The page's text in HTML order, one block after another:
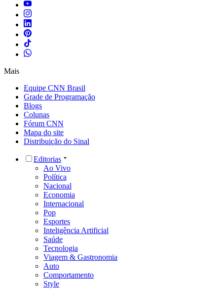
Mais
Equipe CNN Brasil
Grade de Programação
Blogs
Colunas
Fórum CNN
Mapa do site
Distribuição do Sinal
Editorias
Ao Vivo
Política
Nacional
Economia
Internacional
Pop
Esportes
Inteligência Artificial
Saúde
Tecnologia
Viagem & Gastronomia
Auto
Comportamento
Style